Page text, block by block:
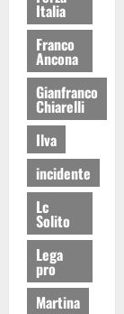
Italia
Franco
Ancona
Gianfranco
Chiarelli
Ilva
incidente
Lc
Solito
Lega
pro
Martina